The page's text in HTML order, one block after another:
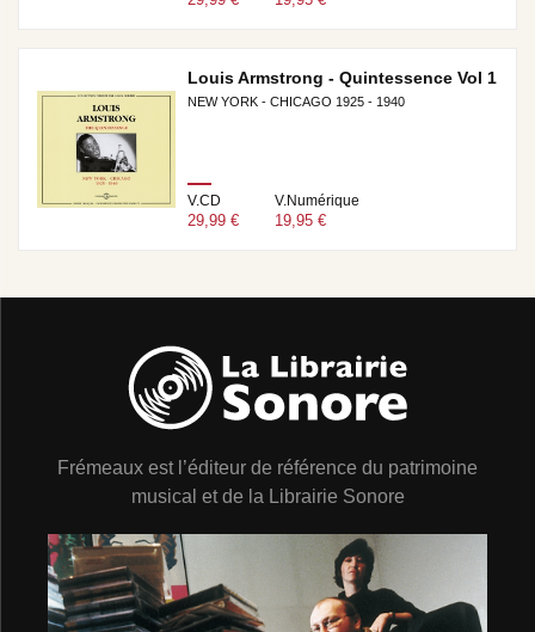
Louis Armstrong - Quintessence Vol 1
NEW YORK - CHICAGO 1925 - 1940
V.CD
29,99 €
V.Numérique
19,95 €
Frémeaux est l’éditeur de référence du patrimoine
musical et de la Librairie Sonore